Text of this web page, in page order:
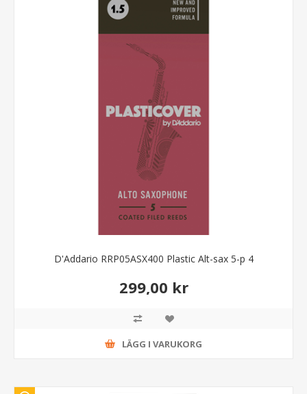
D'Addario RRP05ASX400 Plastic Alt-sax 5-p 4
299,00 kr
LÄGG I VARUKORG